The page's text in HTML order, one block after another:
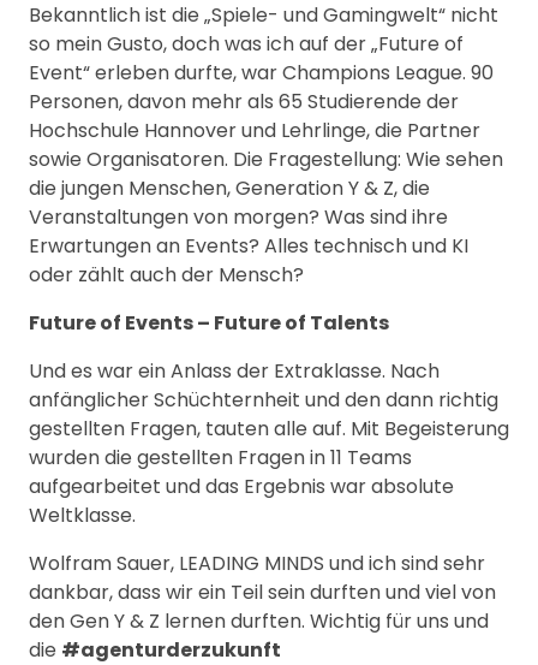
Bekanntlich ist die „Spiele- und Gamingwelt“ nicht
so mein Gusto, doch was ich auf der „Future of
Event“ erleben durfte, war Champions League. 90
Personen, davon mehr als 65 Studierende der
Hochschule Hannover und Lehrlinge, die Partner
sowie Organisatoren. Die Fragestellung: Wie sehen
die jungen Menschen, Generation Y & Z, die
Veranstaltungen von morgen? Was sind ihre
Erwartungen an Events? Alles technisch und KI
oder zählt auch der Mensch?
Future of Events – Future of Talents
Und es war ein Anlass der Extraklasse. Nach
anfänglicher Schüchternheit und den dann richtig
gestellten Fragen, tauten alle auf. Mit Begeisterung
wurden die gestellten Fragen in 11 Teams
aufgearbeitet und das Ergebnis war absolute
Weltklasse.
Wolfram Sauer, LEADING MINDS und ich sind sehr
dankbar, dass wir ein Teil sein durften und viel von
den Gen Y & Z lernen durften. Wichtig für uns und
die #agenturderzukunft